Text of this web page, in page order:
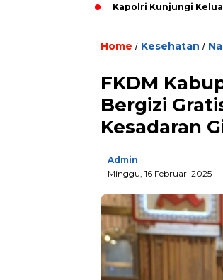
Kapolri Kunjungi Keluarga
Home / Kesehatan /
FKDM
Bergizi
Kesadaran
Admin
Minggu, 16 Februari 2025